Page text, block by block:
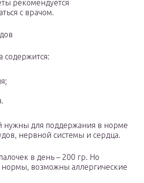
рекомендуется
с врачом.
содержится:
нужны для поддержания в норме
нервной системы и сердца.
в день – 200 гр. Но
нормы, возможны аллергические